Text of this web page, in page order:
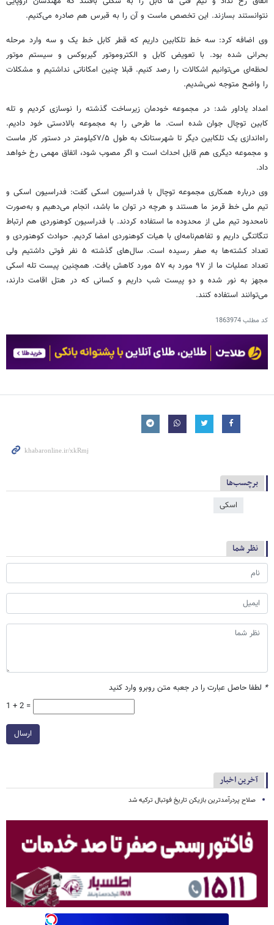
نتوانستند بسازند. این تخصص ماست و آن را به قبرس هم صادره می‌کنیم.
وی اضافه کرد: سه خط تلکابین داریم که قطر کابل خط یک و سه وارد مرحله
بحرانی شده بود. با تعویض کابل و الکتروموتور گیربوکس و سیستم موتور
لحظه‌ای می‌توانیم اشکالات را رصد کنیم. قبلا چنین امکاناتی نداشتیم و مشکلات
را واضح متوجه نمی‌شدیم.
امداد یاداور شد: در مجموعه خودمان زیرساخت گذشته را نوسازی کردیم و تله
کابین توچال جوان شده است. ما طرحی را به مجموعه بالادستی خود دادیم.
راه‌اندازی یک تلکابین دیگر تا شهرستانک به طول ۷/۵کیلومتر در دستور کار ماست
و مجموعه دیگری هم قابل احداث است و اگر مصوب شود، اتفاق مهمی رخ خواهد
داد.
وی درباره همکاری مجموعه توچال با فدراسیون اسکی گفت: فدراسیون اسکی و
تیم ملی خط قرمز ما هستند و هرچه در توان ما باشد، انجام می‌دهیم و به‌صورت
نامحدود تیم ملی از محدوده ما استفاده کردند. با فدراسیون کوهنوردی هم ارتباط
تنگاتنگی داریم و تفاهم‌نامه‌ای با هیات کوهنوردی امضا کردیم. حوادث کوهنوردی و
تعداد کشته‌ها به صفر رسیده است. سال‌های گذشته ۵ نفر فوتی داشتیم ولی
تعداد عملیات ما از ٩٧ مورد به ۵٧ مورد کاهش یافت. همچنین پیست تله اسکی
مجهز به نور شده و دو پیست شب داریم و کسانی که در هتل اقامت دارند،
می‌توانند استفاده کنند.
کد مطلب1863974
برچسب‌ها
اسکی
نظر شما
* لطفا حاصل عبارت را در جعبه متن روبرو وارد کنید
1 + 2 =
ارسال
آخرین اخبار
صلاح پردرآمدترین بازیکن تاریخ فوتبال ترکیه شد